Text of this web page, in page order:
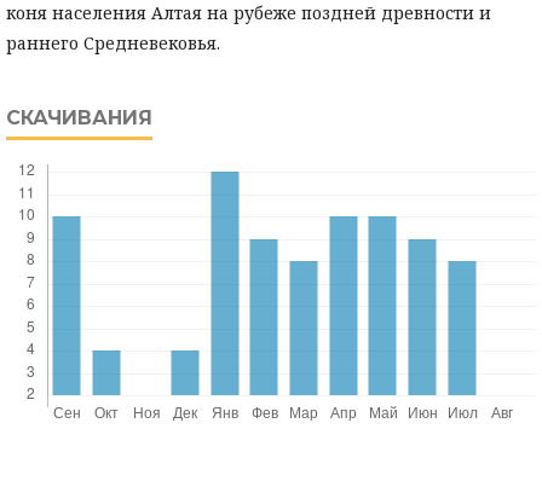
коня населения Алтая на рубеже поздней древности и
раннего Средневековья.
СКАЧИВАНИЯ